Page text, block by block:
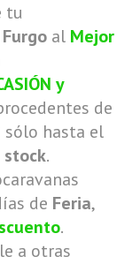
tu
Furgo al Mejor
y
de
hasta el
stock.
de Feria,
.
a otras